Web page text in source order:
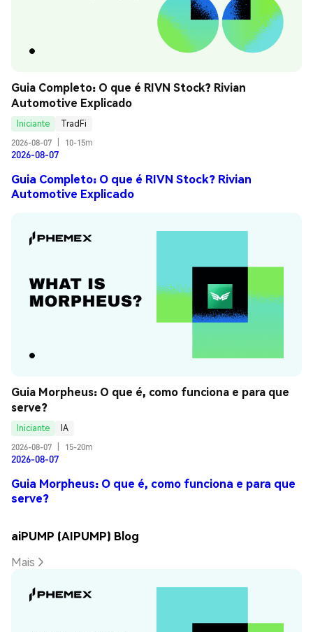
Guia Completo: O que é RIVN Stock? Rivian
Automotive Explicado
Iniciante
TradFi
2026-08-07
10-15m
2026-08-07
Guia Completo: O que é RIVN Stock? Rivian
Automotive Explicado
Guia Morpheus: O que é, como funciona e para que
serve?
Iniciante
IA
2026-08-07
15-20m
2026-08-07
Guia Morpheus: O que é, como funciona e para que
serve?
aiPUMP (AIPUMP) Blog
Mais